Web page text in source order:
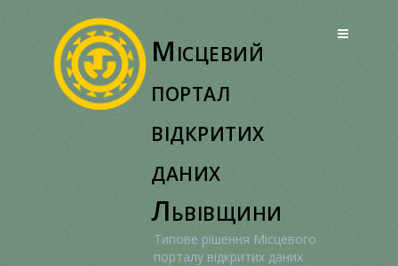
Місцевий
портал
відкритих
даних
Львівщини
Типове рішення Місцевого
порталу відкритих даних